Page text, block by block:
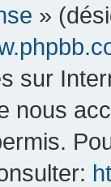
»
sur
nous